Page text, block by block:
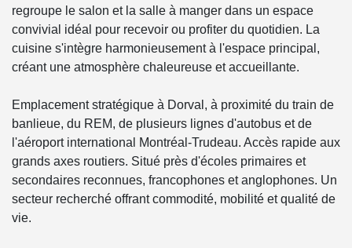
regroupe le salon et la salle à manger dans un espace
convivial idéal pour recevoir ou profiter du quotidien. La
cuisine s'intègre harmonieusement à l'espace principal,
créant une atmosphère chaleureuse et accueillante.
Emplacement stratégique à Dorval, à proximité du train de
banlieue, du REM, de plusieurs lignes d'autobus et de
l'aéroport international Montréal-Trudeau. Accès rapide aux
grands axes routiers. Situé près d'écoles primaires et
secondaires reconnues, francophones et anglophones. Un
secteur recherché offrant commodité, mobilité et qualité de
vie.